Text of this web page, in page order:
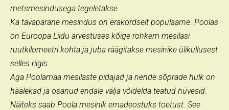
metsmesindusega tegeletakse.
Ka tavapärane mesindus on erakordselt populaarne. Poolas
on Euroopa Liidu arvestuses kõige rohkem mesilasi
ruutkilomeetri kohta ja juba räägitakse mesinike ülikullusest
selles riigis.
Aga Poolamaa mesilaste pidajad ja nende sõprade hulk on
häälekad ja osanud endale välja võidelda teatud hüvesid.
Näiteks saab Poola mesinik emadeostuks toetust. See